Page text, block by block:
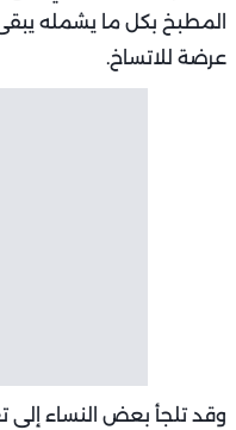
المطبخ بكل ما يشمله يبقى
عرضة للاتساخ.
وقد تلجأ بعض النساء إلى